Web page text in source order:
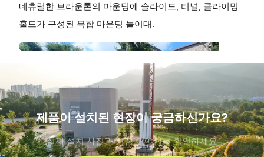
네츄럴한 브라운톤의 마운딩에 슬라이드, 터널, 클라이밍
홀드가 구성된 복합 마운딩 놀이대.
제품이 설치된 현장이 궁금하신가요?
실제 설치 사진과 현장 이야기를 확인하세요